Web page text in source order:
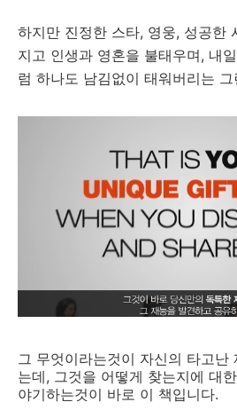
하지만 진정한 스타, 영웅, 성공한
지고 인생과 영혼을 불태우며, 내
럼 하나도 남김없이 태워버리는 그
그 무엇이라는것이 자신의 타고난
는데, 그것을 어떻게 찾는지에 대
야기하는것이 바로 이 책입니다.